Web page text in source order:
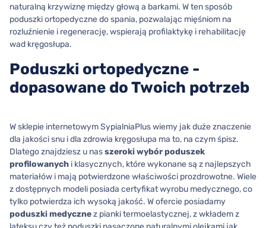
naturalną krzywiznę między głową a barkami. W ten sposób
poduszki ortopedyczne do spania, pozwalając mięśniom na
rozluźnienie i regenerację, wspierają profilaktykę i rehabilitację
wad kręgosłupa.
Poduszki ortopedyczne -
dopasowane do Twoich potrzeb
W sklepie internetowym SypialniaPlus wiemy jak duże znaczenie
dla jakości snu i dla zdrowia kręgosłupa ma to, na czym śpisz.
Dlatego znajdziesz u nasszeroki wybór poduszek
profilowanych i klasycznych, które wykonane są z najlepszych
materiałów i mają potwierdzone właściwości prozdrowotne. Wiele
z dostępnych modeli posiada certyfikat wyrobu medycznego, co
tylko potwierdza ich wysoką jakość. W ofercie posiadamy
poduszki medycznez pianki termoelastycznej, z wkładem z